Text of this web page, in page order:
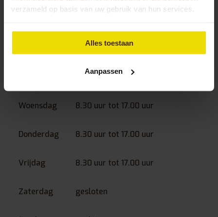
verzameld op basis van uw gebruik van hun services.
Alles toestaan
Aanpassen
OpeningstijdenKersten
Hulpmiddelen Goor
8.30 uur tot 17.00 uur
8.30 uur tot 17.00 uur
Woensdag 8.30 uur tot 17.00 uur
Donderdag 8.30 uur tot 17.00 uur
Vrijdag 8.30 uur tot 17.00 uur
Zaterdag gesloten